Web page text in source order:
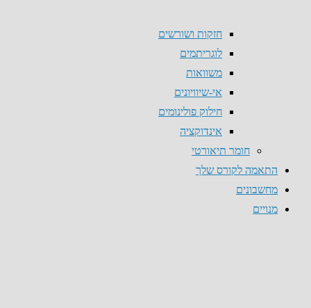
חזקות ושורשים
לוגריתמים
משוואות
אי-שיוויונים
חילוק פולינומים
אינדוקציה
חומר תיאורטי
התאמה לקורס שלך
מחשבונים
מנויים